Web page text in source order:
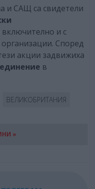
и САЩ са свидетели
и с
Според
акции задвижиха
в
ВЕЛИКОБРИТАНИЯ
»